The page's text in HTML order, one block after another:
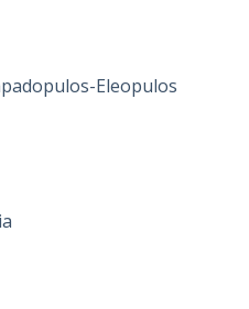
Eleopulos